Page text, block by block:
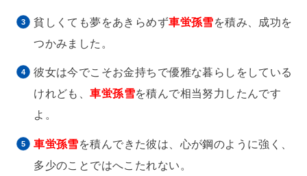
貧しくても夢をあきらめず車蛍孫雪を積み、成功を
つかみました。
彼女は今でこそお金持ちで優雅な暮らしをしている
けれども、車蛍孫雪を積んで相当努力したんです
よ。
車蛍孫雪を積んできた彼は、心が鋼のように強く、
多少のことではへこたれない。